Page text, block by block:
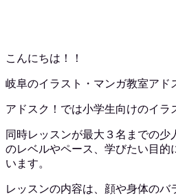
こんにちは！！
岐阜のイラスト・マンガ教室アド
アドスク！では小学生向けのイラ
同時レッスンが最大３名までの
のレベルやペース、学びたい目的
います。
レッスンの内容は、顔や身体のバ